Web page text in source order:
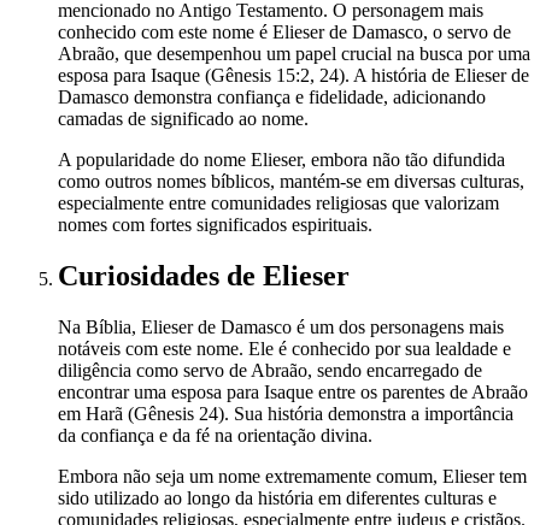
mencionado no Antigo Testamento. O personagem mais
conhecido com este nome é Elieser de Damasco, o servo de
Abraão, que desempenhou um papel crucial na busca por uma
esposa para Isaque (Gênesis 15:2, 24). A história de Elieser de
Damasco demonstra confiança e fidelidade, adicionando
camadas de significado ao nome.
A popularidade do nome Elieser, embora não tão difundida
como outros nomes bíblicos, mantém-se em diversas culturas,
especialmente entre comunidades religiosas que valorizam
nomes com fortes significados espirituais.
Curiosidades de Elieser
Na Bíblia, Elieser de Damasco é um dos personagens mais
notáveis com este nome. Ele é conhecido por sua lealdade e
diligência como servo de Abraão, sendo encarregado de
encontrar uma esposa para Isaque entre os parentes de Abraão
em Harã (Gênesis 24). Sua história demonstra a importância
da confiança e da fé na orientação divina.
Embora não seja um nome extremamente comum, Elieser tem
sido utilizado ao longo da história em diferentes culturas e
comunidades religiosas, especialmente entre judeus e cristãos.